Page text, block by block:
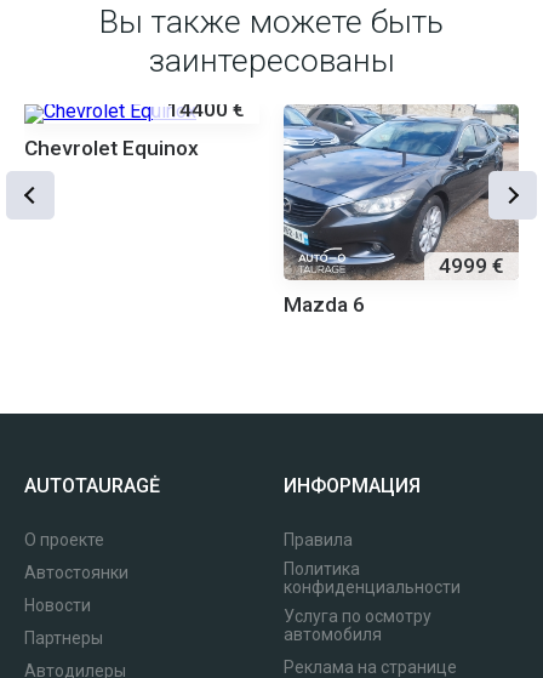
Вы также можете быть
заинтересованы
14400 €
Chevrolet Equinox
4999 €
Mazda 6
AUTOTAURAGĖ
О проекте
Автостоянки
Новости
Партнеры
Автодилеры
ИНФОРМАЦИЯ
Правила
Политика
конфиденциальности
Услуга по осмотру
автомобиля
Реклама на странице